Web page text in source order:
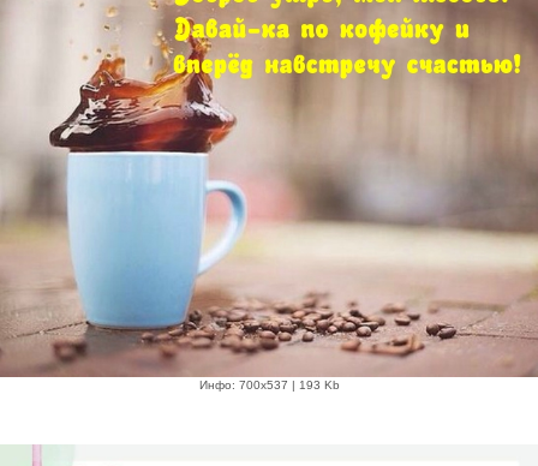
Инфо: 700х537 | 193 Kb